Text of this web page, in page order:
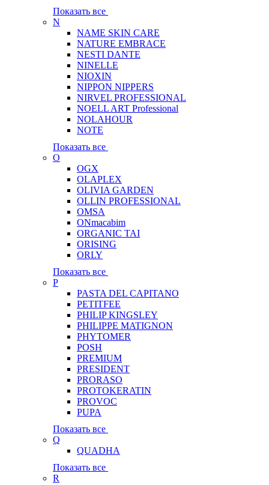
Показать все
N
NAME SKIN CARE
NATURE EMBRACE
NESTI DANTE
NINELLE
NIOXIN
NIPPON NIPPERS
NIRVEL PROFESSIONAL
NOELL ART Professional
NOLAHOUR
NOTE
Показать все
O
OGX
OLAPLEX
OLIVIA GARDEN
OLLIN PROFESSIONAL
OMSA
ONmacabim
ORGANIC TAI
ORISING
ORLY
Показать все
P
PASTA DEL CAPITANO
PETITFEE
PHILIP KINGSLEY
PHILIPPE MATIGNON
PHYTOMER
POSH
PREMIUM
PRESIDENT
PRORASO
PROTOKERATIN
PROVOC
PUPA
Показать все
Q
QUADHA
Показать все
R